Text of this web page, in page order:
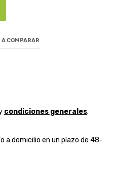
COMPARAR
condiciones generales.
a domicilio en un plazo de 48-